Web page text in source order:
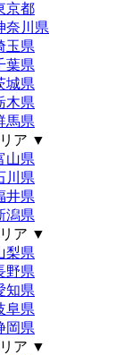
京都
奈川県
玉県
葉県
城県
木県
馬県
ア ▼
山県
川県
井県
潟県
ア ▼
梨県
野県
知県
阜県
岡県
ア ▼